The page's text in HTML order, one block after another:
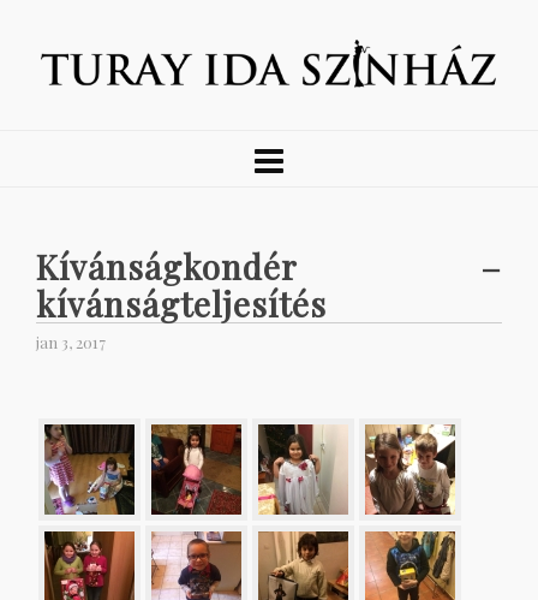
Kívánságkondér –
kívánságteljesítés
jan 3, 2017